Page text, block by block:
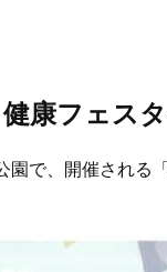
康フェス
園で、開催される